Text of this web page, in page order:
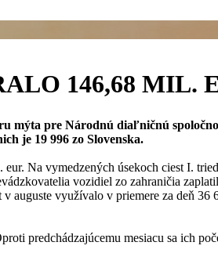
146,68 MIL.
mýta pre Národnú diaľničnú
je 19 996 zo Slovenska.
Na vymedzených úsekoch ciest I.
vozidiel zo zahraničia
auguste využívalo v priemere za deň
predchádzajúcemu mesiacu sa ich